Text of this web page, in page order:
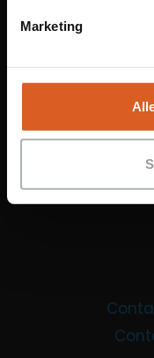
Marketing